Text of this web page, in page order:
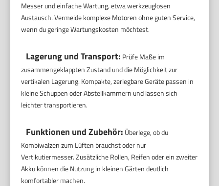
Messer und einfache Wartung, etwa werkzeuglosen
Austausch. Vermeide komplexe Motoren ohne guten Service,
wenn du geringe Wartungskosten möchtest.
Lagerung und Transport: Prüfe Maße im
zusammengeklappten Zustand und die Möglichkeit zur
vertikalen Lagerung. Kompakte, zerlegbare Geräte passen in
kleine Schuppen oder Abstellkammern und lassen sich
leichter transportieren.
Funktionen und Zubehör: Überlege, ob du
Kombiwalzen zum Lüften brauchst oder nur
Vertikutiermesser. Zusätzliche Rollen, Reifen oder ein zweiter
Akku können die Nutzung in kleinen Gärten deutlich
komfortabler machen.